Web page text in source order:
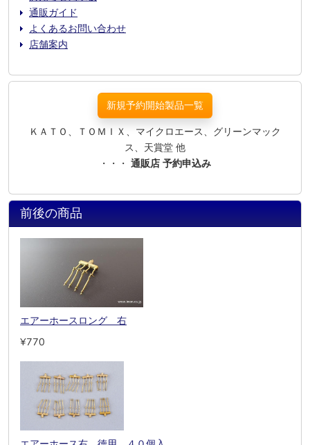
通販ガイド
よくあるお問い合わせ
店舗案内
新規予約開始製品一覧
ＫＡＴＯ、ＴＯＭＩＸ、マイクロエース、グリーンマック
ス、天賞堂 他
・・・ 通販店 予約申込み
前後の商品
エアーホースロング 右
¥770